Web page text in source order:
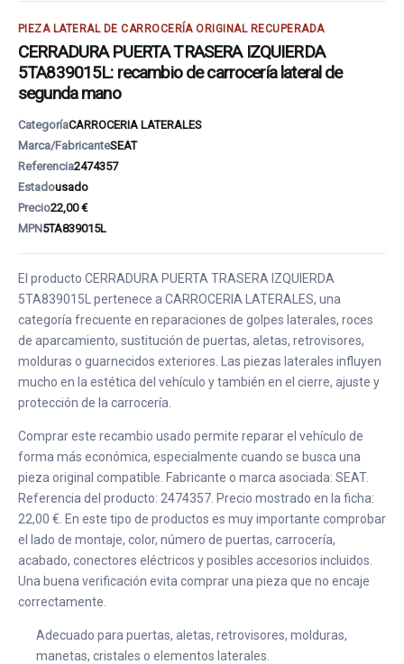
PIEZA LATERAL DE CARROCERÍA ORIGINAL RECUPERADA
CERRADURA PUERTA TRASERA IZQUIERDA
5TA839015L: recambio de carrocería lateral de
segunda mano
CategoríaCARROCERIA LATERALES
Marca/FabricanteSEAT
Referencia2474357
Estadousado
Precio22,00 €
MPN5TA839015L
El producto CERRADURA PUERTA TRASERA IZQUIERDA
5TA839015L pertenece a CARROCERIA LATERALES, una
categoría frecuente en reparaciones de golpes laterales, roces
de aparcamiento, sustitución de puertas, aletas, retrovisores,
molduras o guarnecidos exteriores. Las piezas laterales influyen
mucho en la estética del vehículo y también en el cierre, ajuste y
protección de la carrocería.
Comprar este recambio usado permite reparar el vehículo de
forma más económica, especialmente cuando se busca una
pieza original compatible. Fabricante o marca asociada: SEAT.
Referencia del producto: 2474357. Precio mostrado en la ficha:
22,00 €. En este tipo de productos es muy importante comprobar
el lado de montaje, color, número de puertas, carrocería,
acabado, conectores eléctricos y posibles accesorios incluidos.
Una buena verificación evita comprar una pieza que no encaje
correctamente.
Adecuado para puertas, aletas, retrovisores, molduras,
manetas, cristales o elementos laterales.